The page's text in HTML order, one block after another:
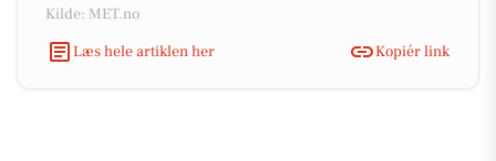
Kilde: MET.no
Læs hele artiklen her
Kopiér link